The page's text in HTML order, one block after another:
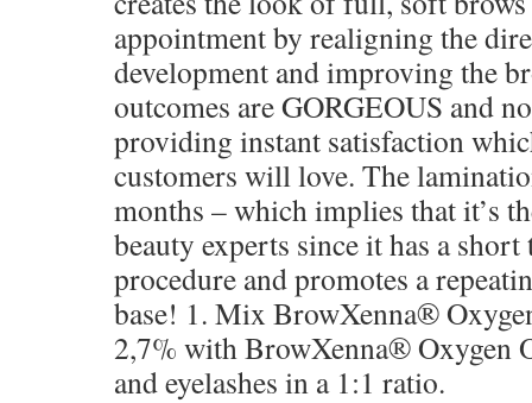
appointment by realigning the
development and improving the
outcomes are GORGEOUS and
providing instant satisfaction
customers will love. The
months – which implies that it’s
beauty experts since it has a
procedure and promotes a
base! 1. Mix BrowXenna®
2,7% with BrowXenna® Oxygen
and eyelashes in a 1:1 ratio.